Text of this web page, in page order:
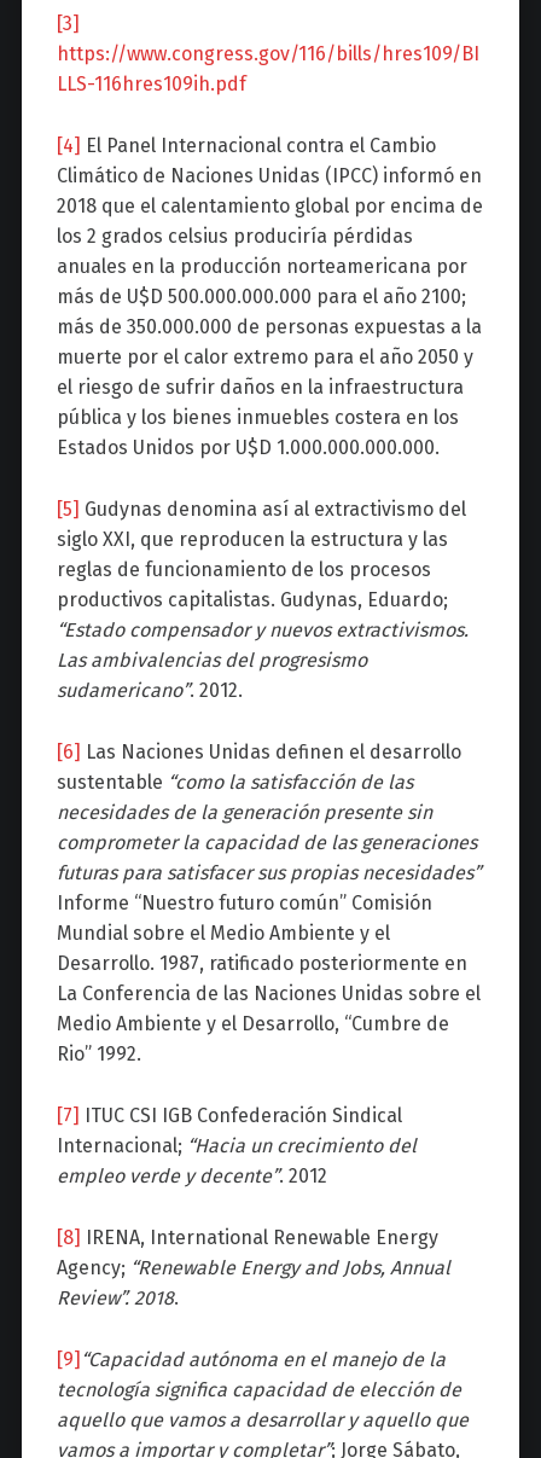
[3]
https://www.congress.gov/116/bills/hres109/BI
LLS-116hres109ih.pdf
[4] El Panel Internacional contra el Cambio
Climático de Naciones Unidas (IPCC) informó en
2018 que el calentamiento global por encima de
los 2 grados celsius produciría pérdidas
anuales en la producción norteamericana por
más de U$D 500.000.000.000 para el año 2100;
más de 350.000.000 de personas expuestas a la
muerte por el calor extremo para el año 2050 y
el riesgo de sufrir daños en la infraestructura
pública y los bienes inmuebles costera en los
Estados Unidos por U$D 1.000.000.000.000.
[5] Gudynas denomina así al extractivismo del
siglo XXI, que reproducen la estructura y las
reglas de funcionamiento de los procesos
productivos capitalistas. Gudynas, Eduardo;
“Estado compensador y nuevos extractivismos.
Las ambivalencias del progresismo
sudamericano”. 2012.
[6] Las Naciones Unidas definen el desarrollo
sustentable “como la satisfacción de las
necesidades de la generación presente sin
comprometer la capacidad de las generaciones
futuras para satisfacer sus propias necesidades”
Informe “Nuestro futuro común” Comisión
Mundial sobre el Medio Ambiente y el
Desarrollo. 1987, ratificado posteriormente en
La Conferencia de las Naciones Unidas sobre el
Medio Ambiente y el Desarrollo, “Cumbre de
Rio” 1992.
[7] ITUC CSI IGB Confederación Sindical
Internacional; “Hacia un crecimiento del
empleo verde y decente”. 2012
[8] IRENA, International Renewable Energy
Agency; “Renewable Energy and Jobs, Annual
Review”. 2018.
[9] “Capacidad autónoma en el manejo de la
tecnología significa capacidad de elección de
aquello que vamos a desarrollar y aquello que
vamos a importar y completar”; Jorge Sábato,